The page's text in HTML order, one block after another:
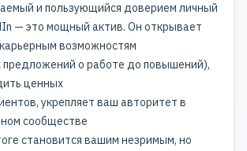
и пользующийся доверием личный
— это мощный актив. Он открывает
возможностям
предложений о работе до повышений),
ценных
укрепляет ваш авторитет в
сообществе
становится вашим незримым, но